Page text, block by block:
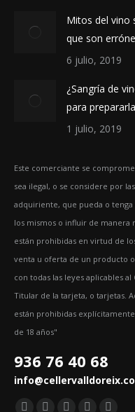
Mitos del vino
que son
6 julio, 2019
¿Sangría de
para
1 julio, 2019
Este comerciante se
sea ilegal, o se considere por
adquiriente, que pueda o
los mismos o influir de manera
están prohibidas en virtud de
venta u oferta de un producto
con todas las leyes aplicables
Titular de la tarjeta, o tarjetas.
están prohibidas
de 18 años"
936 76 40 68
Encuéntranos en: